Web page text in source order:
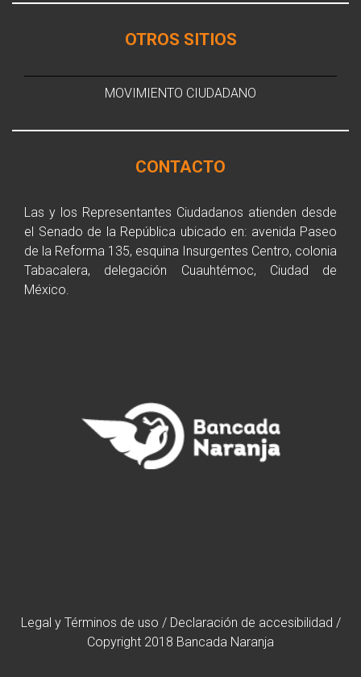
OTROS SITIOS
MOVIMIENTO CIUDADANO
CONTACTO
Las y los Representantes Ciudadanos atienden desde
el Senado de la República ubicado en: avenida Paseo
de la Reforma 135, esquina Insurgentes Centro, colonia
Tabacalera, delegación Cuauhtémoc, Ciudad de
México.
Legal y Términos de uso / Declaración de accesibilidad /
Copyright 2018 Bancada Naranja